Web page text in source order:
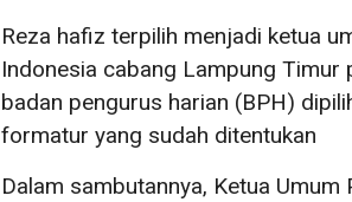
Reza hafiz terpilih menjadi ketua
Indonesia cabang Lampung Timur
badan pengurus harian (BPH)
formatur yang sudah ditentukan
Dalam sambutannya, Ketua